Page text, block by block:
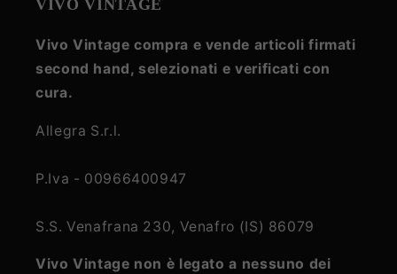
VIVO VINTAGE
Vivo Vintage compra e vende articoli firmati
second hand, selezionati e verificati con
cura.
Allegra S.r.l.
P.Iva - 00966400947
S.S. Venafrana 230, Venafro (IS) 86079
Vivo Vintage non è legato a nessuno dei